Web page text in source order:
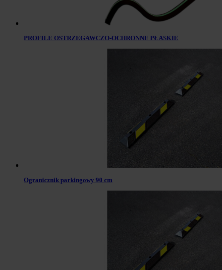
PROFILE OSTRZEGAWCZO-OCHRONNE PŁASKIE
Ogranicznik parkingowy 90 cm